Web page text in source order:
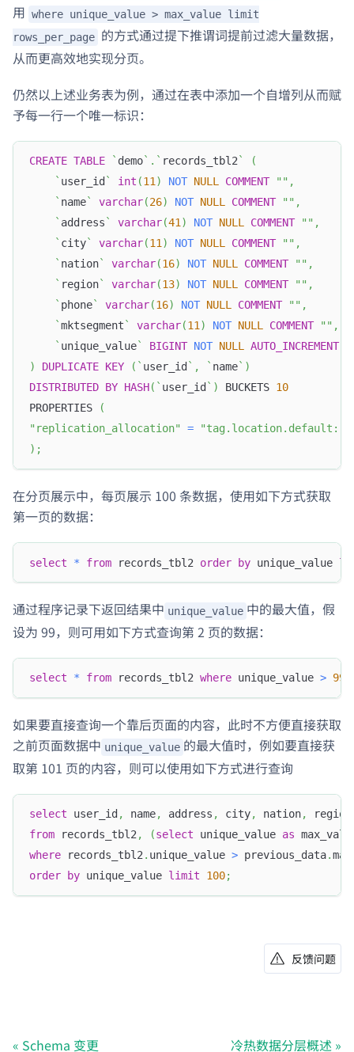
用 where unique_value > max_value limit
rows_per_page 的方式通过提下推谓词提前过滤大量数据，
从而更高效地实现分页。
仍然以上述业务表为例，通过在表中添加一个自增列从而赋
予每一行一个唯一标识：
CREATE TABLE ` demo` . ` records_tbl2`
(
` user_id ` int (11) NOT NULL COMMENT "" ,
` name` varchar(26) NOT NULL COMMENT "" ,
` address ` varchar(41) NOT NULL COMMENT "" ,
` city` varchar(11) NOT NULL COMMENT "" ,
` nation` varchar(16) NOT NULL COMMENT "" ,
` region` varchar(13) NOT NULL COMMENT "" ,
` phone` varchar(16) NOT NULL COMMENT "" ,
`mktsegment ` varchar(11) NOT NULL COMMENT "" ,
` unique_value` BIGINT NOT NULL AUTO_INCREMENT
)
DUPLICATE KEY ( ` user_id ` , ` name` )
DISTRIBUTED BY HASH( ` user_id ` ) BUCKETS 10
PROPERTIES
(
"replication_allocation"
=
"tag.location.default:
) ;
在分页展示中，每页展示 100 条数据，使用如下方式获取
第一页的数据：
select * from records_tbl2 order by unique_value
通过程序记录下返回结果中 unique_value 中的最大值，假
设为 99，则可用如下方式查询第 2 页的数据：
select * from records_tbl2 where unique_value > 99
如果要直接查询一个靠后页面的内容，此时不方便直接获取
之前页面数据中 unique_value 的最大值时，例如要直接获
取第 101 页的内容，则可以使用如下方式进行查询
select user_id , name, address , city, nation, region
from records_tbl2, (select unique_value as
where records_tbl2. unique_value > previous_data.
order
by unique_value limit 100;
反馈问题
Schema 变更 冷热数据分层概述